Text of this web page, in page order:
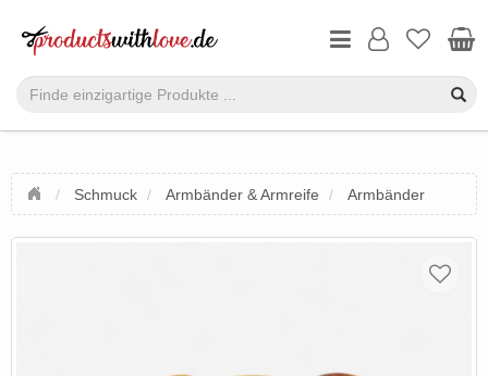
Schmuck Armbänder & Armreife Armbänder